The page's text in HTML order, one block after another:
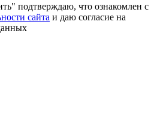
подтверждаю, что ознакомлен с
сайта и даю согласие на